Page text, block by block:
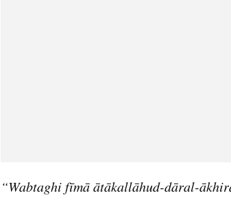
“Wabtaghi fīmā ātākallāhud-dāral-